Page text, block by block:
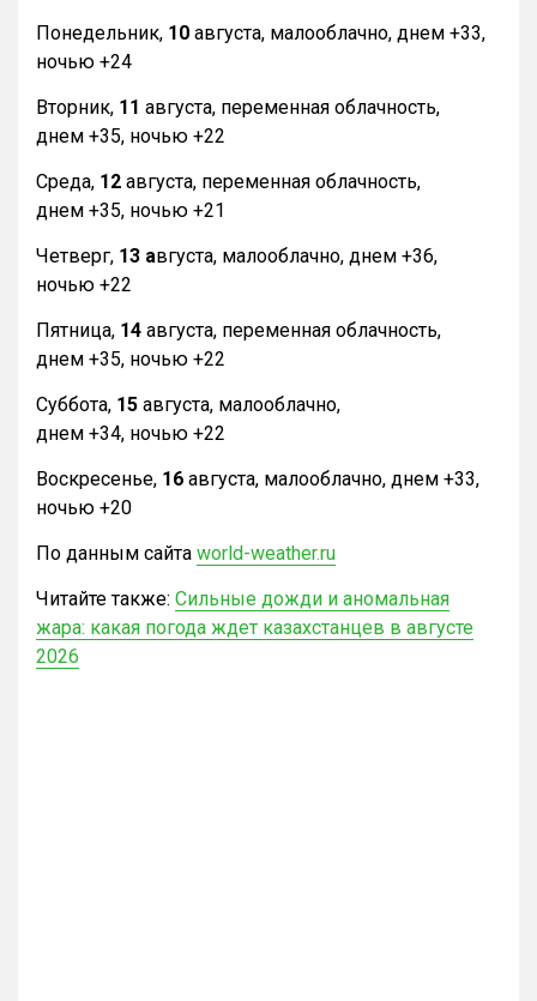
Понедельник, 10 августа, малооблачно, днем +33,
ночью +24
Вторник, 11 августа, переменная облачность,
днем +35, ночью +22
Среда, 12 августа, переменная облачность,
днем +35, ночью +21
Четверг, 13 августа, малооблачно, днем +36,
ночью +22
Пятница, 14 августа, переменная облачность,
днем +35, ночью +22
Суббота, 15 августа, малооблачно,
днем +34, ночью +22
Воскресенье, 16 августа, малооблачно, днем +33,
ночью +20
По данным сайта world-weather.ru
Читайте также: Сильные дожди и аномальная
жара: какая погода ждет казахстанцев в августе
2026